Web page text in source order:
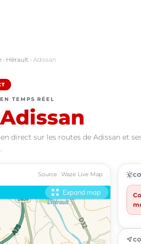
› Hérault › Adissan
TEMPS RÉEL
Adissan
direct sur les routes de Adissan et
Source : Waze Live Map routine
near_me